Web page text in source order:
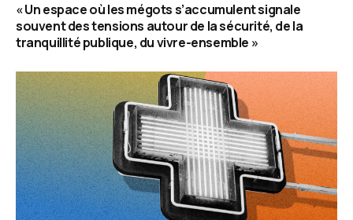
« Un espace où les mégots s’accumulent signale
souvent des tensions autour de la sécurité, de la
tranquillité publique, du vivre-ensemble »